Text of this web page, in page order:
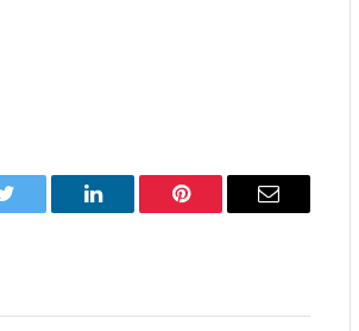
Twitter LinkedIn Pinterest Email